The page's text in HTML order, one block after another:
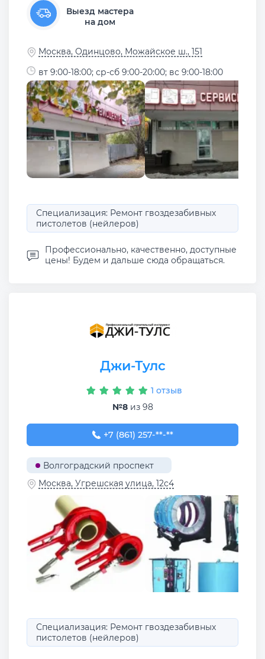
Выезд мастера
на дом
Москва, Одинцово, Можайское ш., 151
вт 9:00-18:00; ср-сб 9:00-20:00; вс 9:00-18:00
Специализация: Ремонт гвоздезабивных
пистолетов (нейлеров)
Профессионально, качественно, доступные
цены! Будем и дальше сюда обращаться.
Джи-Тулс
1 отзыв
№8из 98
+7 (861) 257-09-76
+7 (861) 257-**-**
Волгоградский проспект
Москва, Угрешская улица, 12с4
Специализация: Ремонт гвоздезабивных
пистолетов (нейлеров)